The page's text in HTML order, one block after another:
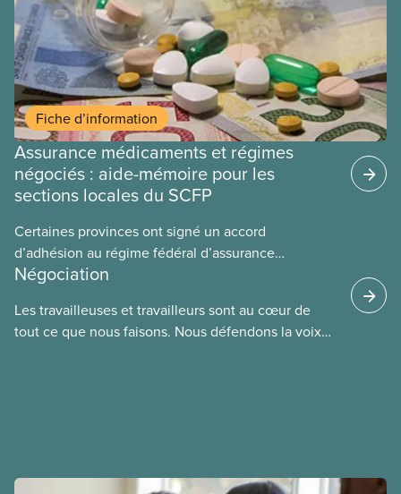
Fiche d’information
Assurance médicaments et régimes
négociés : aide-mémoire pour les
sections locales du SCFP
Certaines provinces ont signé un accord
d’adhésion au régime fédéral d’assurance
médicaments. Les sections locales du SCFP dans
régime pourrait avoir sur leurs avantages
sociaux actuels.
Négociation
Les travailleuses et travailleurs sont au cœur de
tout ce que nous faisons. Nous défendons la voix